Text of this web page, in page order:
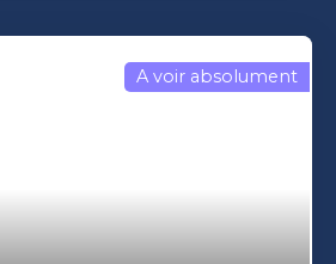
A voir absolument